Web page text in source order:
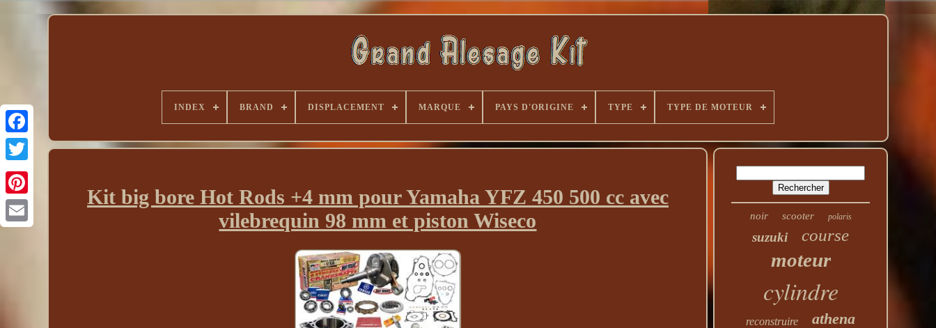
INDEX BRAND DISPLACEMENT MARQUE PAYS D'ORIGINE TYPE TYPE DE MOTEUR
Kit big bore Hot Rods +4 mm pour Yamaha YFZ 450 500 cc avec
vilebrequin 98 mm et piston Wiseco
noir scooter polaris
suzuki course
moteur
cylindre
reconstruire athena